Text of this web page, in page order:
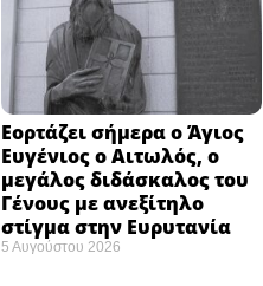
Εορτάζει σήμερα ο Άγιος
Ευγένιος ο Αιτωλός, ο
μεγάλος διδάσκαλος του
Γένους με ανεξίτηλο
στίγμα στην Ευρυτανία
5 Αυγούστου 2026